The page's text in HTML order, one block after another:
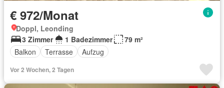
€ 972/Monat
Doppl, Leonding
3 Zimmer
1 Badezimmer
79 m²
Balkon
Terrasse Aufzug
Vor 2 Wochen, 2 Tagen